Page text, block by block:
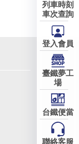
列車時刻
車次查詢
登入會員
臺鐵夢工
場
台鐵便當
聯絡客服